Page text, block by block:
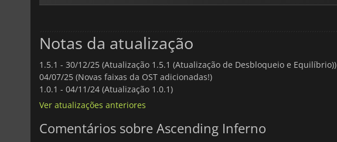
Notas da atualização
1.5.1 - 30/12/25 (Atualização 1.5.1 (Atualização de Desbloqueio e Equilíbrio))
04/07/25 (Novas faixas da OST adicionadas!)
1.0.1 - 04/11/24 (Atualização 1.0.1)
Ver atualizações anteriores
Comentários sobre Ascending Inferno